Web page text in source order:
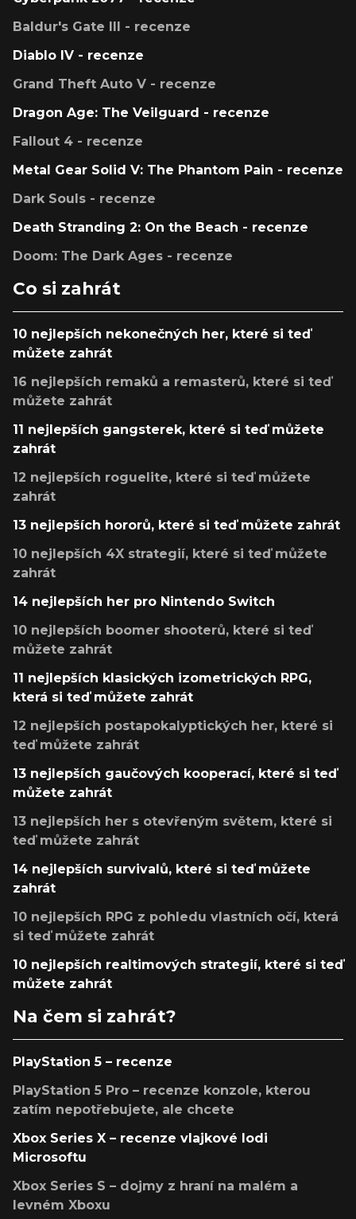
Baldur's Gate III - recenze
Diablo IV - recenze
Grand Theft Auto V - recenze
Dragon Age: The Veilguard - recenze
Fallout 4 - recenze
Metal Gear Solid V: The Phantom Pain - recenze
Dark Souls - recenze
Death Stranding 2: On the Beach - recenze
Doom: The Dark Ages - recenze
Co si zahrát
10 nejlepších nekonečných her, které si teď
můžete zahrát
16 nejlepších remaků a remasterů, které si teď
můžete zahrát
11 nejlepších gangsterek, které si teď můžete
zahrát
12 nejlepších roguelite, které si teď můžete
zahrát
13 nejlepších hororů, které si teď můžete zahrát
10 nejlepších 4X strategií, které si teď můžete
zahrát
14 nejlepších her pro Nintendo Switch
10 nejlepších boomer shooterů, které si teď
můžete zahrát
11 nejlepších klasických izometrických RPG,
která si teď můžete zahrát
12 nejlepších postapokalyptických her, které si
teď můžete zahrát
13 nejlepších gaučových kooperací, které si teď
můžete zahrát
13 nejlepších her s otevřeným světem, které si
teď můžete zahrát
14 nejlepších survivalů, které si teď můžete
zahrát
10 nejlepších RPG z pohledu vlastních očí, která
si teď můžete zahrát
10 nejlepších realtimových strategií, které si teď
můžete zahrát
Na čem si zahrát?
PlayStation 5 – recenze
PlayStation 5 Pro – recenze konzole, kterou
zatím nepotřebujete, ale chcete
Xbox Series X – recenze vlajkové lodi
Microsoftu
Xbox Series S – dojmy z hraní na malém a
levném Xboxu